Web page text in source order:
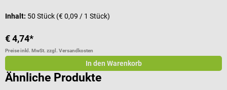
Inhalt: 50 Stück (€ 0,09 / 1 Stück)
€ 4,74*
Preise inkl. MwSt. zzgl. Versandkosten
In den Warenkorb
Ähnliche Produkte